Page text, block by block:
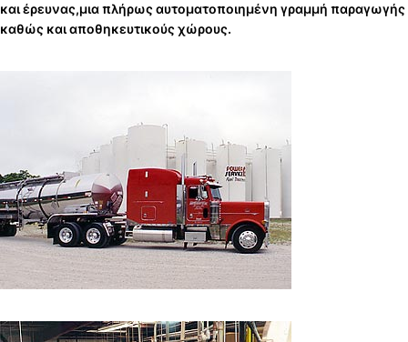
και έρευνας,μια πλήρως αυτοματοποιημένη γραμμή παραγωγής
καθώς και αποθηκευτικούς χώρους.